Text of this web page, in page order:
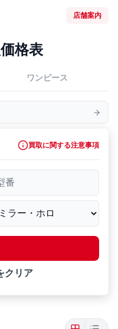
店舗案内
格表
ワンピース
買取に関する注意事項
番
クリア